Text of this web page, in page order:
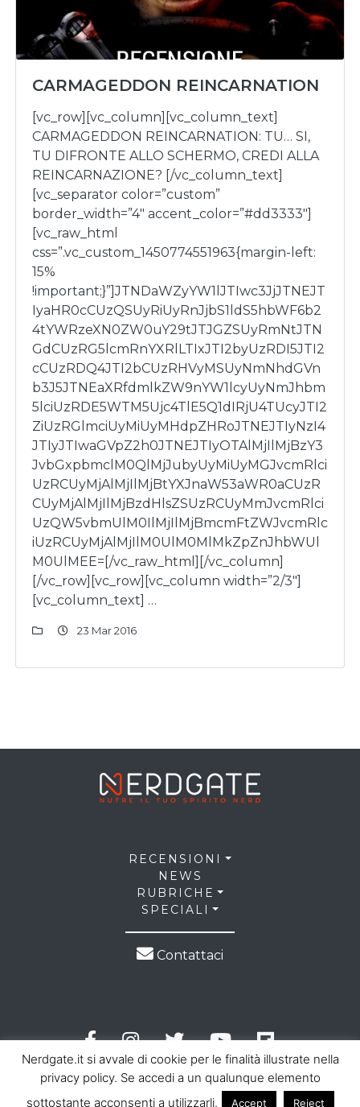
CARMAGEDDON REINCARNATION
[vc_row][vc_column][vc_column_text]
CARMAGEDDON REINCARNATION: TU… SI,
TU DIFRONTE ALLO SCHERMO, CREDI ALLA
REINCARNAZIONE? [/vc_column_text]
[vc_separator color=”custom”
border_width=”4″ accent_color=”#dd3333″]
[vc_raw_html
css=”.vc_custom_1450774551963{margin-left:
15%
!important;}”]JTNDaWZyYW1lJTIwc3JjJTNEJT
IyaHR0cCUzQSUyRiUyRnJjbS1ldS5hbWF6b2
4tYWRzeXN0ZW0uY29tJTJGZSUyRmNtJTN
GdCUzRG5lcmRnYXRlLTIxJTI2byUzRDI5JTI2
cCUzRDQ4JTI2bCUzRHVyMSUyNmNhdGVn
b3J5JTNEaXRfdmlkZW9nYW1lcyUyNmJhbm
5lciUzRDE5WTM5Ujc4TlE5Q1dIRjU4TUcyJTI2
ZiUzRGlmciUyMiUyMHdpZHRoJTNEJTIyNzI4
JTIyJTIwaGVpZ2h0JTNEJTIyOTAlMjIlMjBzY3
JvbGxpbmclM0QlMjJubyUyMiUyMGJvcmRlci
UzRCUyMjAlMjIlMjBtYXJnaW53aWR0aCUzR
CUyMjAlMjIlMjBzdHlsZSUzRCUyMmJvcmRlci
UzQW5vbmUlM0IlMjIlMjBmcmFtZWJvcmRlc
iUzRCUyMjAlMjIlM0UlM0MlMkZpZnJhbWUl
M0UlMEE=[/vc_raw_html][/vc_column]
[/vc_row][vc_row][vc_column width=”2/3″]
[vc_column_text] …
23 Mar 2016
RECENSIONI
NEWS
RUBRICHE
SPECIALI
Contattaci
Nerdgate.it si avvale di cookie per le finalità illustrate nella
privacy policy. Se accedi a un qualunque elemento
sottostante acconsenti a utilizzarli.
Accept Reject